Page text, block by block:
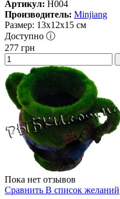
Артикул: H004
Производитель: Minjiang
Размер: 13х12х15 см
Доступно ⓘ
277 грн
Пока нет отзывов
Сравнить В список желаний